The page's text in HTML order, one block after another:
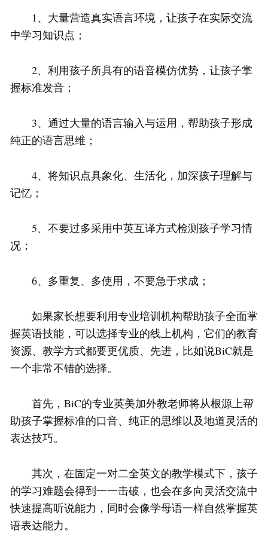
1、大量营造真实语言环境，让孩子在实际交流
中学习知识点；
2、利用孩子所具有的语音模仿优势，让孩子掌
握标准发音；
3、通过大量的语言输入与运用，帮助孩子形成
纯正的语言思维；
4、将知识点具象化、生活化，加深孩子理解与
记忆；
5、不要过多采用中英互译方式检测孩子学习情
况；
6、多重复、多使用，不要急于求成；
如果家长想要利用专业培训机构帮助孩子全面掌
握英语技能，可以选择专业的线上机构，它们的教育
资源、教学方式都要更优质、先进，比如说BiC就是
一个非常不错的选择。
首先，BiC的专业英美加外教老师将从根源上帮
助孩子掌握标准的口音、纯正的思维以及地道灵活的
表达技巧。
其次，在固定一对二全英文的教学模式下，孩子
的学习难题会得到一一击破，也会在多向灵活交流中
快速提高听说能力，同时会像学母语一样自然掌握英
语表达能力。